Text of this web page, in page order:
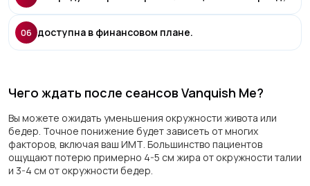
06 доступна в финансовом плане.
Чего ждать после сеансов Vanquish Me?
Вы можете ожидать уменьшения окружности живота или
бедер. Точное понижение будет зависеть от многих
факторов, включая ваш ИМТ. Большинство пациентов
ощущают потерю примерно 4-5 см жира от окружности талии
и 3-4 см от окружности бедер.